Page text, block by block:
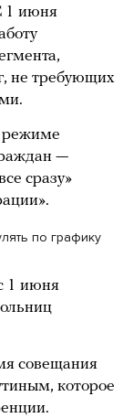
1 июня
не требующих
режиме
—
сразу»
по графику
1 июня
совещания
которое